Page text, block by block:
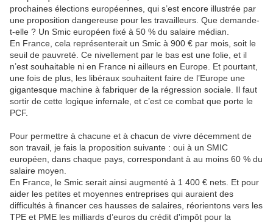
prochaines élections européennes, qui s’est encore illustrée par
une proposition dangereuse pour les travailleurs. Que demande-
t-elle ? Un Smic européen fixé à 50 % du salaire médian.
En France, cela représenterait un Smic à 900 € par mois, soit le
seuil de pauvreté. Ce nivellement par le bas est une folie, et il
n’est souhaitable ni en France ni ailleurs en Europe. Et pourtant,
une fois de plus, les libéraux souhaitent faire de l’Europe une
gigantesque machine à fabriquer de la régression sociale. Il faut
sortir de cette logique infernale, et c’est ce combat que porte le
PCF.
Pour permettre à chacune et à chacun de vivre décemment de
son travail, je fais la proposition suivante : oui à un SMIC
européen, dans chaque pays, correspondant à au moins 60 % du
salaire moyen.
En France, le Smic serait ainsi augmenté à 1 400 € nets. Et pour
aider les petites et moyennes entreprises qui auraient des
difficultés à financer ces hausses de salaires, réorientons vers les
TPE et PME les milliards d’euros du crédit d'impôt pour la